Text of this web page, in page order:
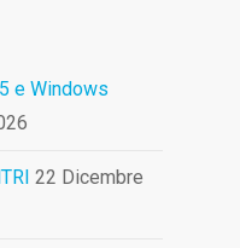
e Windows
22 Dicembre